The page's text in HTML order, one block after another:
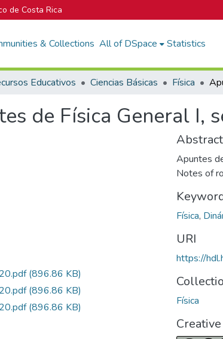
de Costa Rica
& Collections All of DSpace Statistics
Educativos Ciencias Básicas Física
de Física General I,
(896.86 KB)
(896.86 KB)
(896.86 KB)
Abstract
Apuntes
Notes of
Física,
URI
https://
Física